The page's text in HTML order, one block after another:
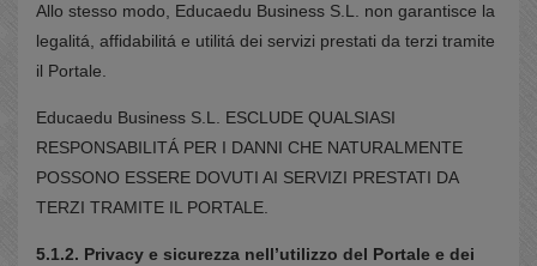
Allo stesso modo, Educaedu Business S.L. non garantisce la
legalitá, affidabilitá e utilitá dei servizi prestati da terzi tramite
il Portale.
Educaedu Business S.L. ESCLUDE QUALSIASI
RESPONSABILITÁ PER I DANNI CHE NATURALMENTE
POSSONO ESSERE DOVUTI AI SERVIZI PRESTATI DA
TERZI TRAMITE IL PORTALE.
5.1.2. Privacy e sicurezza nell’utilizzo del Portale e dei